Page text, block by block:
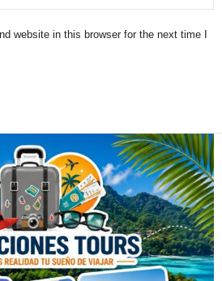
website in this browser for the next time I